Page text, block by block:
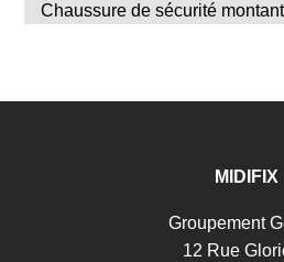
Chaussure de sécurité
41
Chaussure de sécurité Strong
MIDIFIX
Groupement
12 Rue